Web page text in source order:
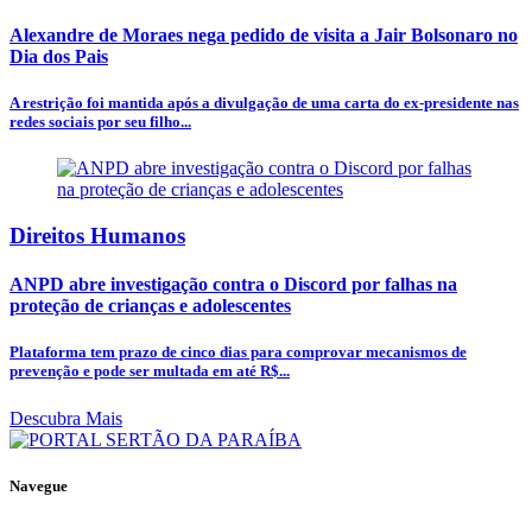
Alexandre de Moraes nega pedido de visita a Jair Bolsonaro no
Dia dos Pais
A restrição foi mantida após a divulgação de uma carta do ex-presidente nas
redes sociais por seu filho...
Direitos Humanos
ANPD abre investigação contra o Discord por falhas na
proteção de crianças e adolescentes
Plataforma tem prazo de cinco dias para comprovar mecanismos de
prevenção e pode ser multada em até R$...
Descubra Mais
Navegue